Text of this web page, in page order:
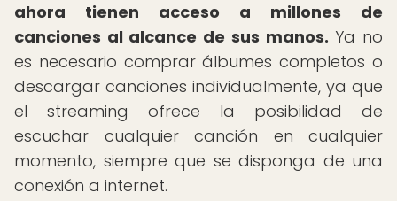
ahora tienen acceso a millones de
canciones al alcance de sus manos. Ya no
es necesario comprar álbumes completos o
descargar canciones individualmente, ya que
el streaming ofrece la posibilidad de
escuchar cualquier canción en cualquier
momento, siempre que se disponga de una
conexión a internet.